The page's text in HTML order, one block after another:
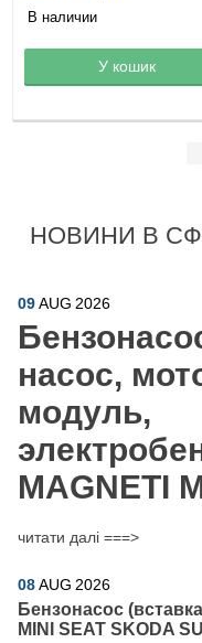
Товар в корзине
В наличии
У кошик
НОВИНИ В
09AUG 2026
насос,
модуль,
MAGNETI
читати далі ===>
08AUG 2026
Бензонасос
MINI SEAT SKODA